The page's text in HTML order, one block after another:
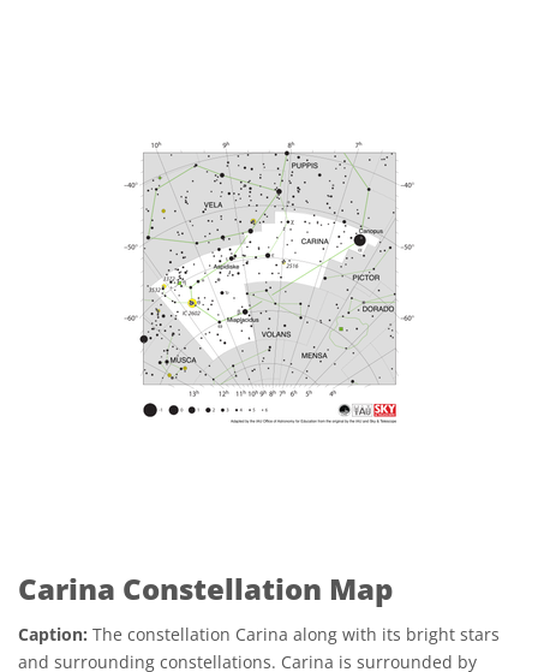
Carina Constellation Map
Caption: The constellation Carina along with its bright stars
and surrounding constellations. Carina is surrounded by